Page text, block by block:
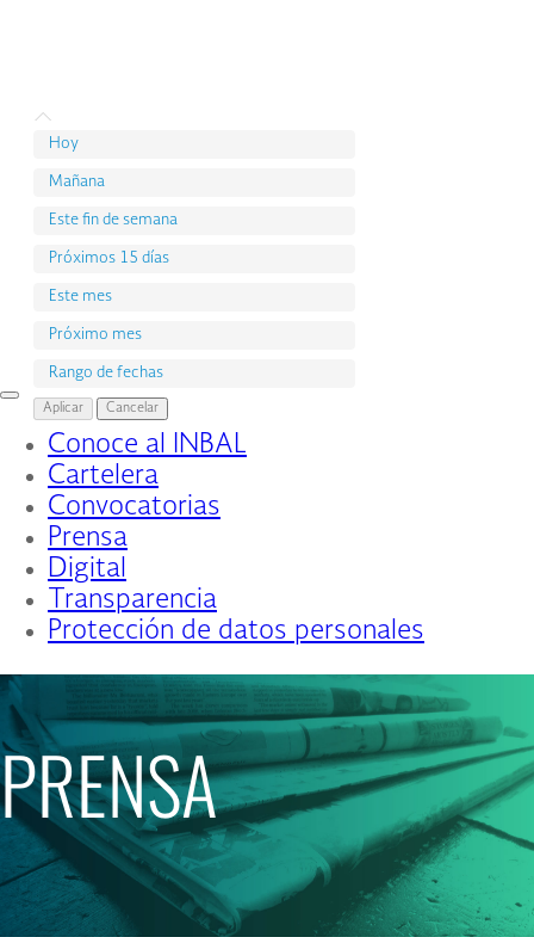
Interruptor
de
Navegación
Conoce al INBAL
Cartelera
Convocatorias
Prensa
Digital
Transparencia
Protección de datos personales
PRENSA
Hoy
Mañana
Este fin de semana
Próximos 15 días
Este mes
Próximo mes
Rango de fechas
Aplicar Cancelar